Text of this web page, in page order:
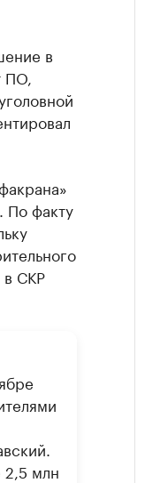
в
ПО,
По факту
в СКР
2,5 млн